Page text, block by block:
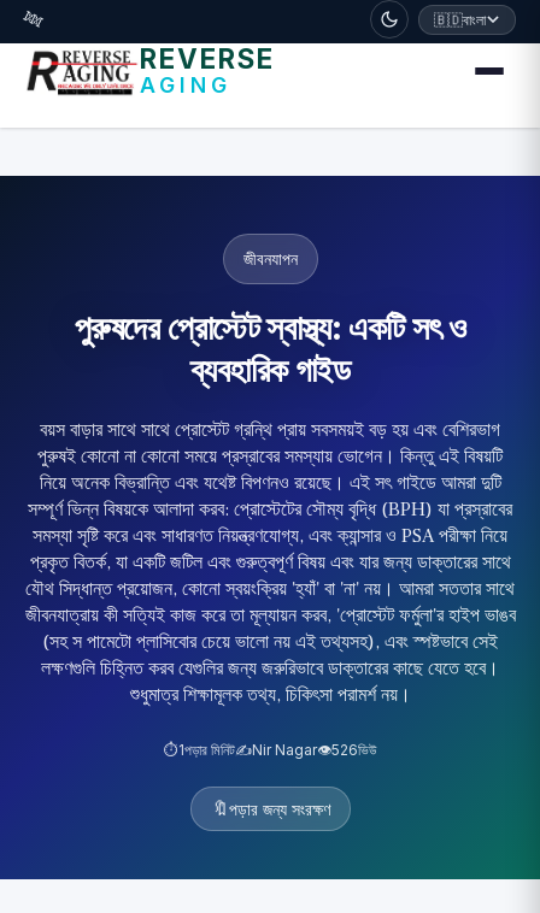
דלג לתוכן הראשי
🧬 🇧🇩বাংলা
REVERSE
AGING
জীবনযাপন
পুরুষদের প্রোস্টেট স্বাস্থ্য: একটি সৎ ও
ব্যবহারিক গাইড
বয়স বাড়ার সাথে সাথে প্রোস্টেট গ্রন্থি প্রায় সবসময়ই বড় হয় এবং বেশিরভাগ
পুরুষই কোনো না কোনো সময়ে প্রস্রাবের সমস্যায় ভোগেন। কিন্তু এই বিষয়টি
নিয়ে অনেক বিভ্রান্তি এবং যথেষ্ট বিপণনও রয়েছে। এই সৎ গাইডে আমরা দুটি
সম্পূর্ণ ভিন্ন বিষয়কে আলাদা করব: প্রোস্টেটের সৌম্য বৃদ্ধি (BPH) যা প্রস্রাবের
সমস্যা সৃষ্টি করে এবং সাধারণত নিয়ন্ত্রণযোগ্য, এবং ক্যান্সার ও PSA পরীক্ষা নিয়ে
প্রকৃত বিতর্ক, যা একটি জটিল এবং গুরুত্বপূর্ণ বিষয় এবং যার জন্য ডাক্তারের সাথে
যৌথ সিদ্ধান্ত প্রয়োজন, কোনো স্বয়ংক্রিয় 'হ্যাঁ' বা 'না' নয়। আমরা সততার সাথে
জীবনযাত্রায় কী সত্যিই কাজ করে তা মূল্যায়ন করব, 'প্রোস্টেট ফর্মুলা'র হাইপ ভাঙব
(সহ স পামেটো প্লাসিবোর চেয়ে ভালো নয় এই তথ্যসহ), এবং স্পষ্টভাবে সেই
লক্ষণগুলি চিহ্নিত করব যেগুলির জন্য জরুরিভাবে ডাক্তারের কাছে যেতে হবে।
শুধুমাত্র শিক্ষামূলক তথ্য, চিকিৎসা পরামর্শ নয়।
⏱️1পড়ার মিনিট✍️Nir Nagar👁️526ভিউ
🔖পড়ার জন্য সংরক্ষণ